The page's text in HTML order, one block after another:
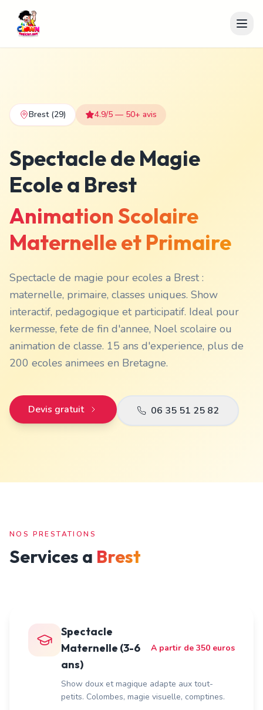
Brest (29) 4.9/5 — 50+ avis
Spectacle de Magie
Ecole a Brest
Animation Scolaire
Maternelle et Primaire
Spectacle de magie pour ecoles a Brest :
maternelle, primaire, classes uniques. Show
interactif, pedagogique et participatif. Ideal pour
kermesse, fete de fin d'annee, Noel scolaire ou
animation de classe. 15 ans d'experience, plus de
200 ecoles animees en Bretagne.
Devis gratuit 06 35 51 25 82
NOS PRESTATIONS
Services a Brest
Spectacle
Maternelle (3-6
ans)
A partir de 350 euros
Show doux et magique adapte aux tout-
petits. Colombes, magie visuelle, comptines.